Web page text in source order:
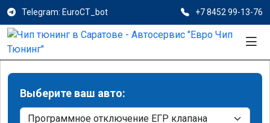
Telegram: EuroCT_bot +7 8452 99-13-76
Выберите ваш авто: